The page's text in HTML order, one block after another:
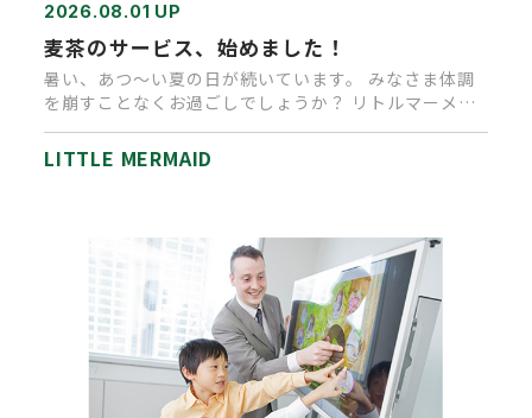
2026.08.01 UP
麦茶のサービス、始めました！
暑い、あつ～い夏の日が続いています。 みなさま体調
を崩すことなくお過ごしでしょうか？ リトルマーメイ
ド高松店では、ご来店…
LITTLE MERMAID